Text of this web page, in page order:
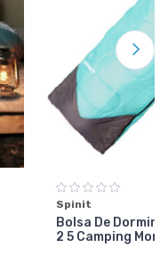
Spinit
Bolsa De Dormir
2 5 Camping